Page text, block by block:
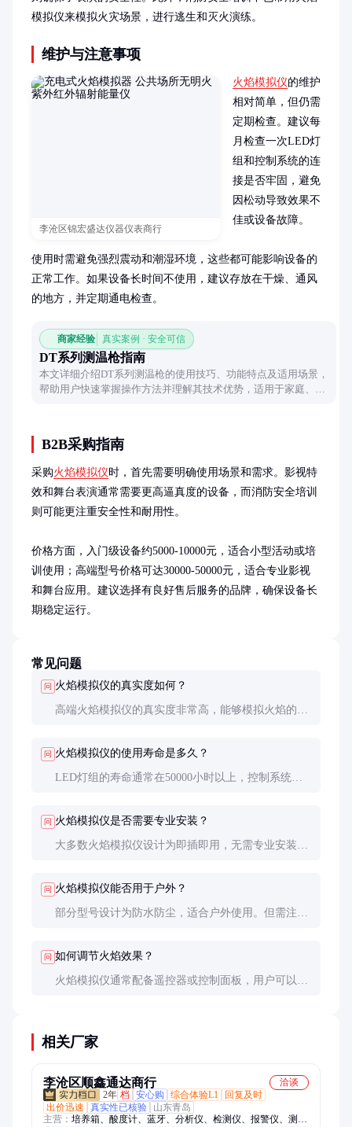
模拟仪来模拟火灾场景，进行逃生和灭火演练。
维护与注意事项
李沧区锦宏盛达仪器仪表商行
火焰模拟仪的维护
相对简单，但仍需
定期检查。建议每
月检查一次LED灯
组和控制系统的连
接是否牢固，避免
因松动导致效果不
佳或设备故障。
使用时需避免强烈震动和潮湿环境，这些都可能影响设备的
正常工作。如果设备长时间不使用，建议存放在干燥、通风
的地方，并定期通电检查。
商家经验 真实案例 · 安全可信
DT系列测温枪指南
本文详细介绍DT系列测温枪的使用技巧、功能特点及适用场景，
帮助用户快速掌握操作方法并理解其技术优势，适用于家庭、医
B2B采购指南
采购火焰模拟仪时，首先需要明确使用场景和需求。影视特
效和舞台表演通常需要更高逼真度的设备，而消防安全培训
则可能更注重安全性和耐用性。
价格方面，入门级设备约5000-10000元，适合小型活动或培
训使用；高端型号价格可达30000-50000元，适合专业影视
和舞台应用。建议选择有良好售后服务的品牌，确保设备长
期稳定运行。
常见问题
问 火焰模拟仪的真实度如何？
高端火焰模拟仪的真实度非常高，能够模拟火焰的动
问 火焰模拟仪的使用寿命是多久？
LED灯组的寿命通常在50000小时以上，控制系统和
问 火焰模拟仪是否需要专业安装？
大多数火焰模拟仪设计为即插即用，无需专业安装。
问 火焰模拟仪能否用于户外？
部分型号设计为防水防尘，适合户外使用。但需注意
问 如何调节火焰效果？
火焰模拟仪通常配备遥控器或控制面板，用户可以通
相关厂家
李沧区顺鑫通达商行
洽谈
2年 档 安心购 综合体验L1
回复及时
出价迅速
真实性已核验
山东青岛
主营： 培养箱、酸度计、蓝牙、分析仪、检测仪、报警仪、测量